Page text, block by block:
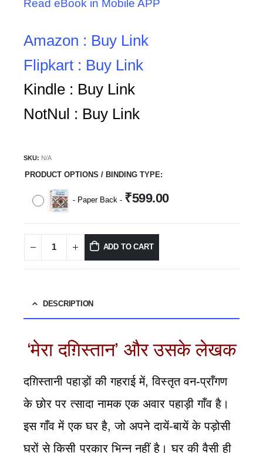
Read eBook in Mobile APP
Amazon : Buy Link
Flipkart : Buy Link
Kindle : Buy Link
NotNul : Buy Link
SKU: N/A
PRODUCT OPTIONS / BINDING TYPE
- Paper Back - ₹599.00
ADD TO CART
DESCRIPTION
‘मेरा दग़िस्तान’ और उसके लेखक
दग़िस्तानी पहाड़ों की गहराई में, विस्तृत वन-प्राँगण
के छोर पर त्सादा नामक एक अवार पहाड़ी गाँव है।
इस गाँव में एक घर है, जो अपने दायें-बायें के पड़ोसी
घरों से किसी प्रकार भिन्‍न नहीं है। घर की वैसी ही